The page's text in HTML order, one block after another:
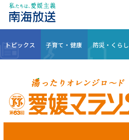
トピックス 子育て・健康 防災・くらし